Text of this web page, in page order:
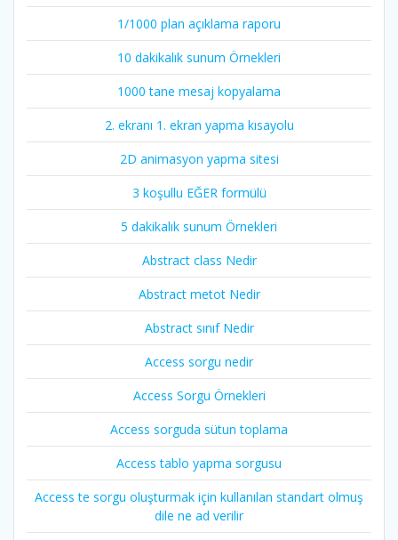
1/1000 plan açıklama raporu
10 dakikalık sunum Örnekleri
1000 tane mesaj kopyalama
2. ekranı 1. ekran yapma kısayolu
2D animasyon yapma sitesi
3 koşullu EĞER formülü
5 dakikalık sunum Örnekleri
Abstract class Nedir
Abstract metot Nedir
Abstract sınıf Nedir
Access sorgu nedir
Access Sorgu Örnekleri
Access sorguda sütun toplama
Access tablo yapma sorgusu
Access te sorgu oluşturmak için kullanılan standart olmuş
dile ne ad verilir